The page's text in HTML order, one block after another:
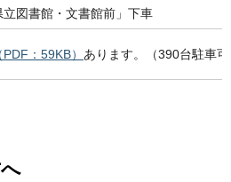
図書館・文書館前」下車
：59KB） あります。（390台駐車